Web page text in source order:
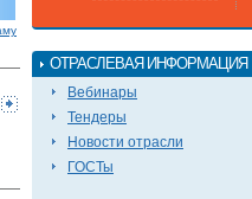
ОТРАСЛЕВАЯ ИНФОРМАЦИЯ
Вебинары
Тендеры
Новости отрасли
ГОСТы